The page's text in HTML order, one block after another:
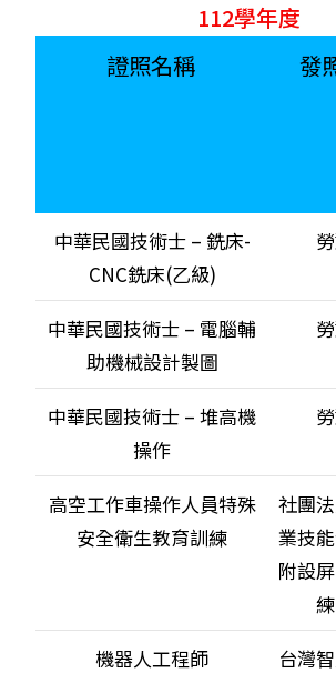
112學年度
證照名稱 發
中華民國技術士 – 銑床-
CNC銑床(乙級)
中華民國技術士 – 電腦輔
助機械設計製圖
中華民國技術士 – 堆高機
操作
高空工作車操作人員特殊
安全衛生教育訓練
社團
業技
附設
機器人工程師
台灣